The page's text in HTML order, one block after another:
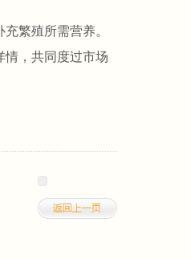
繁殖所需营养。
情，共同度过市场